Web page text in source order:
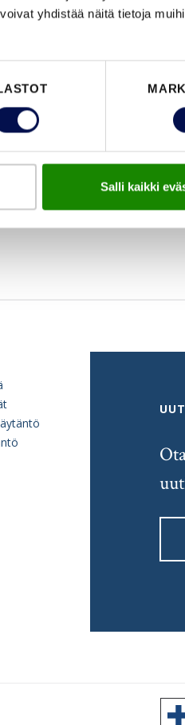
yhdistää näitä tietoja
Salli kaikki